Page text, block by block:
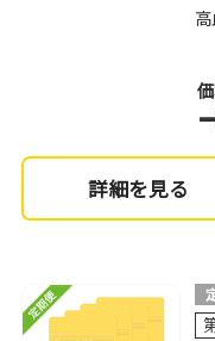
詳細を見る